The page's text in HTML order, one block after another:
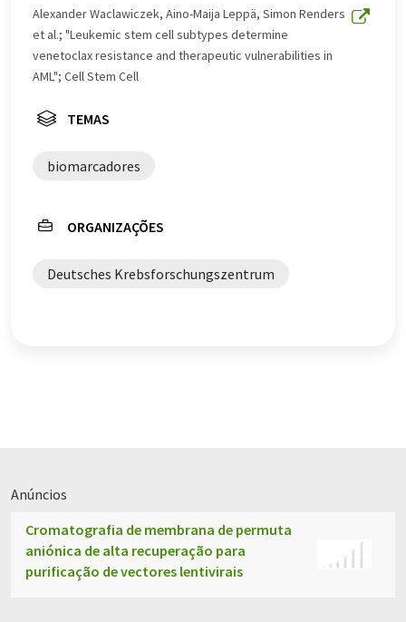
Como este artigo foi traduzido com tradução
automática, é possível que contenha erros de
vocabulário, sintaxe ou gramática. O artigo original em
Inglês pode ser encontrado
Alexander Waclawiczek, Aino-Maija Leppä, Simon Renders
et al.; "Leukemic stem cell subtypes determine
venetoclax resistance and therapeutic vulnerabilities in
AML"; Cell Stem Cell
TEMAS
biomarcadores
ORGANIZAÇÕES
Deutsches Krebsforschungszentrum
Anúncios
Cromatografia de membrana de permuta
aniónica de alta recuperação para
purificação de vectores lentivirais